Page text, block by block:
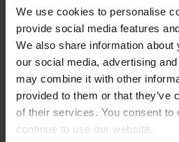
We use cookies to personalise
provide social media features
We also share information
our social media, advertising
may combine it with other
provided to them or that they’ve
of their services. You consent to
continue to use our website.
Mauerwerk
nach den
Vorgaben
Energieeinsparverordnung
(EnEV) 2014.
auch mit
dem
Verfahren“
wieder